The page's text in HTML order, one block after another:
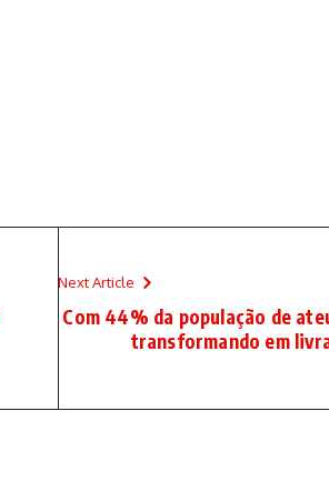
Next Article
Com 44% da população de
transformando em